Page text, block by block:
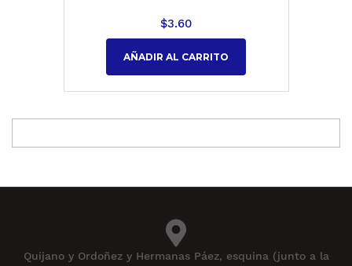
$3.60
AÑADIR AL CARRITO
Quijano y Ordoñez y Hermanas Páez, esquina (junto a la